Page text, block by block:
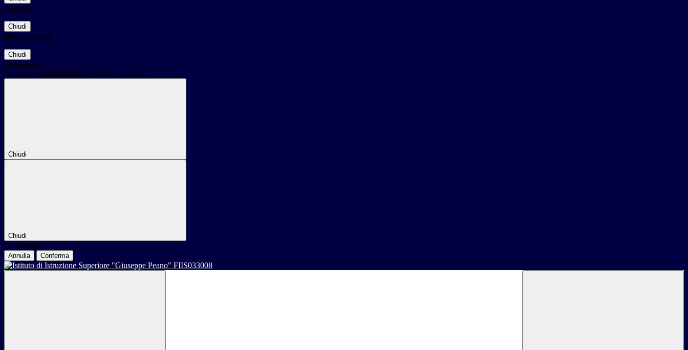
Successo
Chiudi
Informazione
Chiudi
Attendere...
Attendere il completamento dell'operazione...
Chiudi
Chiudi
Conferma
Annulla Conferma